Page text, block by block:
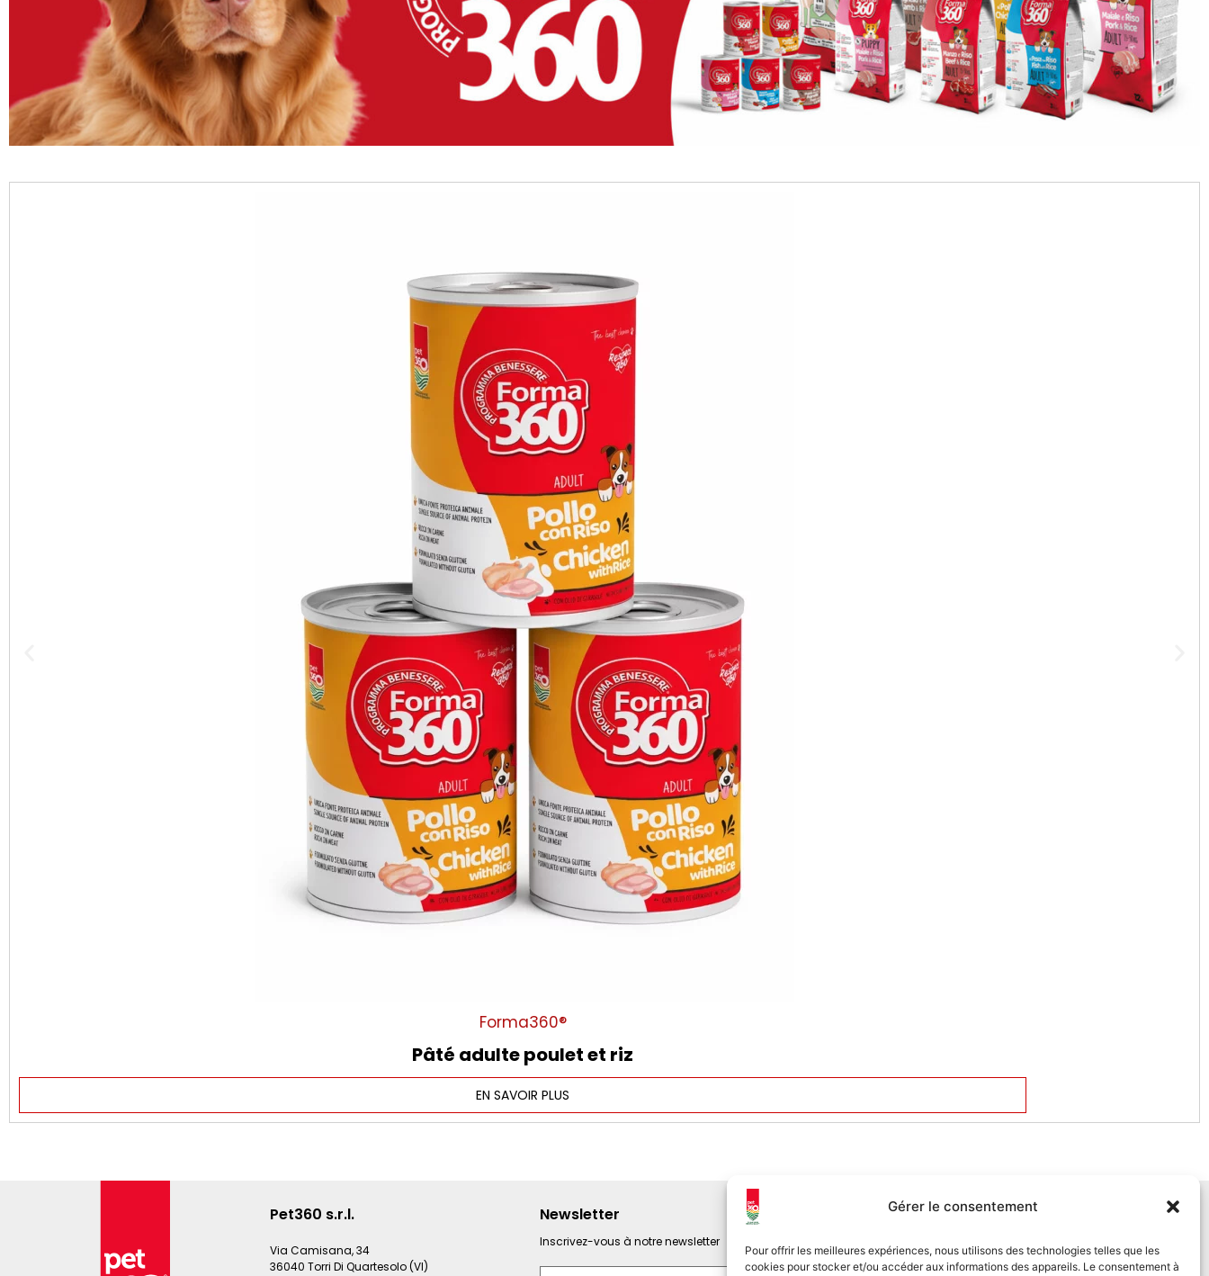
Gérer le consentement
Pour offrir les meilleures expériences, nous utilisons des technologies telles que les
cookies pour stocker et/ou accéder aux informations des appareils. Le consentement à
Forma360®
Pâté adulte poulet et riz
EN SAVOIR PLUS
Pet360 s.r.l.
Via Camisana, 34
36040 Torri Di Quartesolo (VI)
Newsletter
Inscrivez-vous à notre newsletter
Suivez-nous sur les réseaux sociaux
pet360officiel